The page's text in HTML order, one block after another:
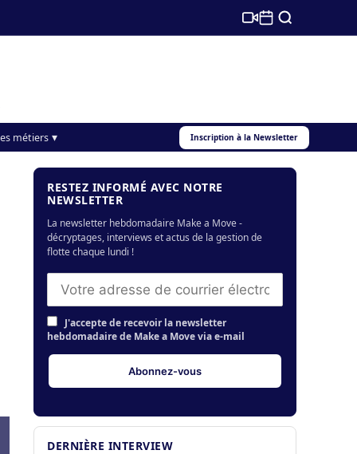
métiers Inscription à la Newsletter
RESTEZ INFORMÉ AVEC NOTRE
NEWSLETTER
La newsletter hebdomadaire Make a Move -
décryptages, interviews et actus de la gestion de
flotte chaque lundi !
J'accepte de recevoir la newsletter
hebdomadaire de Make a Move via e-mail
DERNIÈRE INTERVIEW
La conduite autonome permettra aux
poids lourds de rouler presque sans
interruption »